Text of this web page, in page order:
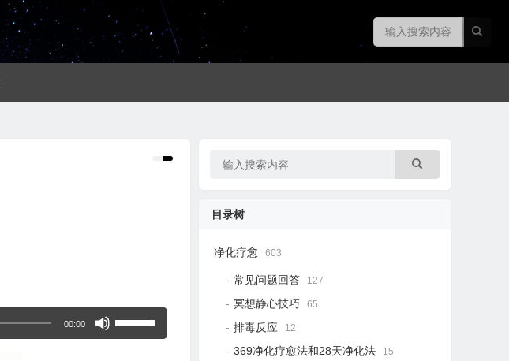
00:00
使
用
目录树
净化疗愈 603
常见问题回答 127
冥想静心技巧 65
排毒反应 12
369净化疗愈法和28天净化法 15